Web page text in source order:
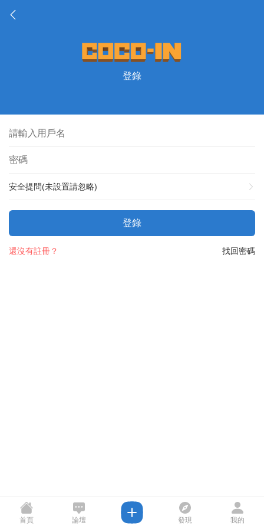
登錄
安全提問(未設置請忽略)
登錄
找回密碼
還沒有註冊？
首頁 論壇 發現 我的